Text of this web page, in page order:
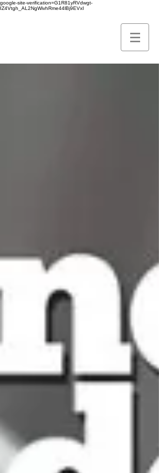
google-site-verification=G1R81yRVdwgt-
IZ4Vtgh_AL2NgWivhRme44lBj9EVxI